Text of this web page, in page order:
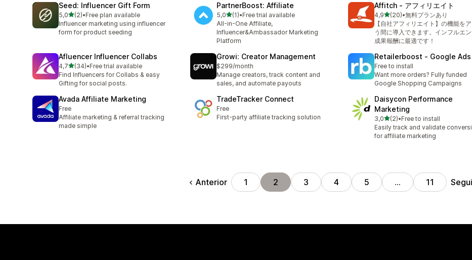
Seed: Influencer Gift Form
5,0de 5 estrelas
(2)
2 total de avaliações
•Free plan available
Influencer marketing using influencer
form for product seeding
PartnerBoost: Affiliate
5,0de 5 estrelas
(1)
1 total de avaliações
•Free trial available
All-in-One Affiliate,
Influencer&Ambassador Marketing
Platform
Affitch ‑ アフィリエイト
4,9de 5 estrelas
(20)
20 total de avaliações
•無料プランあり
【自社アフィリエイト】の機能を
う間に導入できます。インフルエ
成果報酬に最適です！
Afluencer Influencer Collabs
4,7de 5 estrelas
(34)
34 total de avaliações
•Free trial available
Find Influencers for Collabs & easy
Gifting for social posts.
Growi: Creator Management
$299/month
Manage creators, track content and
sales, and automate payouts
Retailerboost ‑ Google Ads
Free to install
Want more orders? Fully funded
Google Shopping Campaigns
Avada Affiliate Marketing
Free
Affiliate marketing & referral tracking
made simple
TradeTracker Connect
Free
First-party affiliate tracking solution
Daisycon Performance
Marketing
3,0de 5 estrelas
(2)
2 total de avaliações
•Free to install
Easily track and validate
for affiliate marketing
Anterior 1 2 3 4 5 … 11